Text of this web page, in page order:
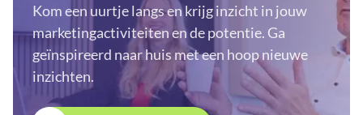
Kom een uurtje langs en krijg inzicht in jouw
marketingactiviteiten en de potentie. Ga
geïnspireerd naar huis met een hoop nieuwe
inzichten.